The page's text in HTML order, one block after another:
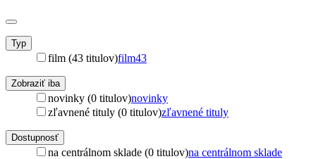
Typ
film (43 titulov)film43
Zobraziť iba
novinky (0 titulov)novinky
zľavnené tituly (0 titulov)zľavnené tituly
Dostupnosť
na centrálnom sklade (0 titulov)na centrálnom sklade